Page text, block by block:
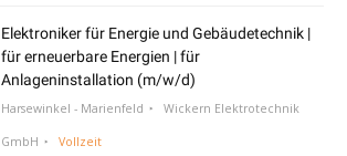
Elektroniker für Energie und Gebäudetechnik |
für erneuerbare Energien | für
Anlageninstallation (m/w/d)
Harsewinkel - Marienfeld Wickern Elektrotechnik
GmbH Vollzeit